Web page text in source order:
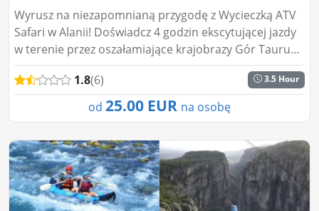
Wyrusz na niezapomnianą przygodę z Wycieczką ATV
Safari w Alanii! Doświadcz 4 godzin ekscytującej jazdy
w terenie przez oszałamiające krajobrazy Gór Taurus.
Niezależnie od tego, czy jesteś początkującym, czy ...
1.8(6) 3.5 Hour
od 25.00 EUR na osobę